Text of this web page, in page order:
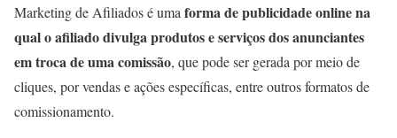
Marketing de Afiliados é uma forma de publicidade online na
qual o afiliado divulga produtos e serviços dos anunciantes
em troca de uma comissão, que pode ser gerada por meio de
cliques, por vendas e ações específicas, entre outros formatos de
comissionamento.